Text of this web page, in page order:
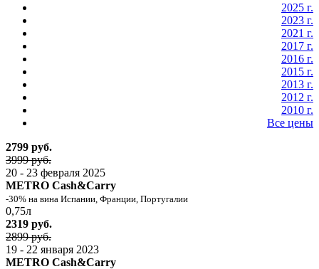
2025 г.
2023 г.
2021 г.
2017 г.
2016 г.
2015 г.
2013 г.
2012 г.
2010 г.
Все цены
2799 руб.
3999 руб.
20 - 23 февраля 2025
METRO Cash&Carry
-30% на вина Испании, Франции, Португалии
0,75л
2319 руб.
2899 руб.
19 - 22 января 2023
METRO Cash&Carry